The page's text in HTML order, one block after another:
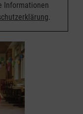
Informationen
.